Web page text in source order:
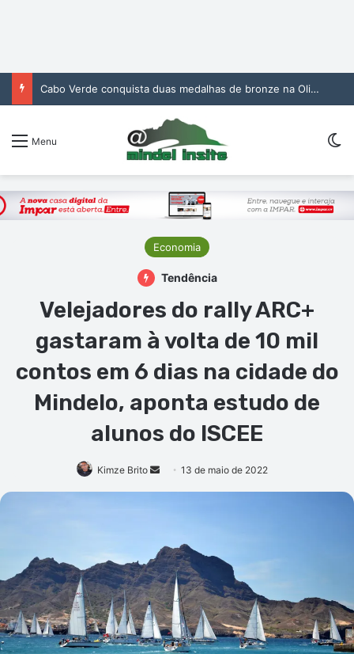
Cabo Verde conquista duas medalhas de bronze na Olimpíada Internacional de Inteligência Artificial
Menu
Economia
Tendência
Velejadores do rally ARC+
gastaram à volta de 10 mil
contos em 6 dias na cidade do
Mindelo, aponta estudo de
alunos do ISCEE
Kimze Brito
Mande13 de maio de 2022